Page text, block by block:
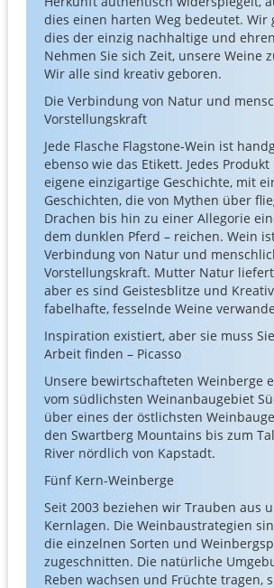
dies einen harten Weg bedeutet. Wir
dies der einzig nachhaltige und
Nehmen Sie sich Zeit, unsere Weine
Wir alle sind kreativ geboren.
Die Verbindung von Natur und
Vorstellungskraft
Jede Flasche Flagstone-Wein ist
ebenso wie das Etikett. Jedes
eigene einzigartige Geschichte, mit
Geschichten, die von Mythen über
Drachen bis hin zu einer Allegorie
dem dunklen Pferd – reichen. Wein
Verbindung von Natur und
Vorstellungskraft. Mutter Natur
aber es sind Geistesblitze und
fabelhafte, fesselnde Weine
Inspiration existiert, aber sie muss
Arbeit finden – Picasso
Unsere bewirtschafteten Weinberge
vom südlichsten Weinanbaugebiet
über eines der östlichsten
den Swartberg Mountains bis zum
River nördlich von Kapstadt.
Fünf Kern-Weinberge
Seit 2003 beziehen wir Trauben aus
Kernlagen. Die Weinbaustrategien
die einzelnen Sorten und
zugeschnitten. Die natürliche
Reben wachsen und Früchte tragen,